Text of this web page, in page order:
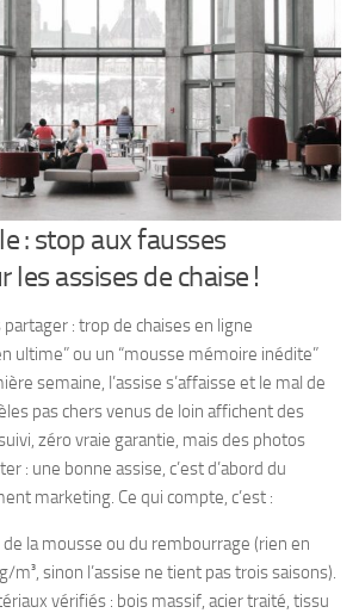
: stop aux fausses
les assises de chaise !
: trop de chaises en ligne
ultime” ou un “mousse mémoire inédite”
semaine, l’assise s’affaisse et le mal de
pas chers venus de loin affichent des
zéro vraie garantie, mais des photos
: une bonne assise, c’est d’abord du
marketing. Ce qui compte, c’est :
la mousse ou du rembourrage (rien en
m³, sinon l’assise ne tient pas trois saisons).
vérifiés : bois massif, acier traité, tissu